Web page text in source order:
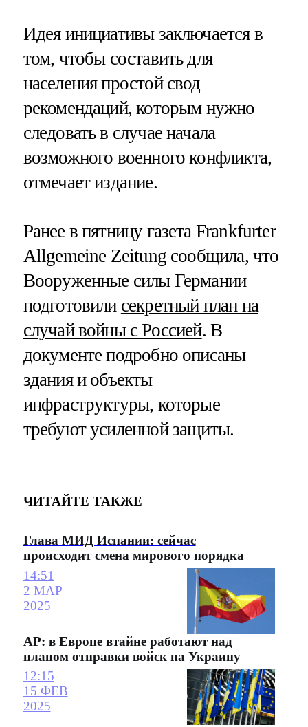
Идея инициативы заключается в
том, чтобы составить для
населения простой свод
рекомендаций, которым нужно
следовать в случае начала
возможного военного конфликта,
отмечает издание.
Ранее в пятницу газета Frankfurter
Allgemeine Zeitung сообщила, что
Вооруженные силы Германии
подготовили секретный план на
случай войны с Россией. В
документе подробно описаны
здания и объекты
инфраструктуры, которые
требуют усиленной защиты.
ЧИТАЙТЕ ТАКЖЕ
Глава МИД Испании: сейчас
происходит смена мирового порядка
14:51
2 МАР
2025
AP: в Европе втайне работают над
планом отправки войск на Украину
12:15
15 ФЕВ
2025